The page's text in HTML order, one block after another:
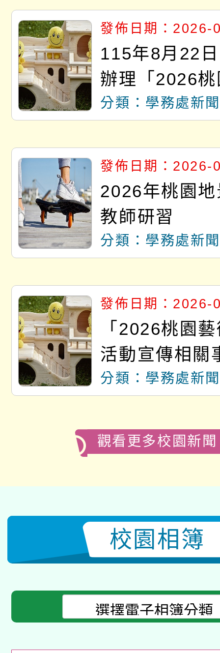
達人選拔活動
發佈日期：2026-
115年8月22
辦理「2026
祈福系列活
分類：學務處新聞
發佈日期：2026-
2026年桃園
教師研習
分類：學務處新聞
發佈日期：2026-
「2026桃園
活動宣傳相關
分類：學務處新聞
觀看更多校園新聞
校園相簿